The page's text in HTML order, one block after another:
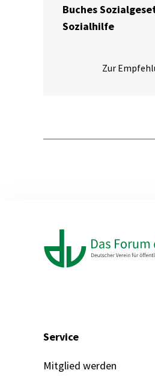
Buches
Sozialhilfe
Zur
Service
Mitglied werden